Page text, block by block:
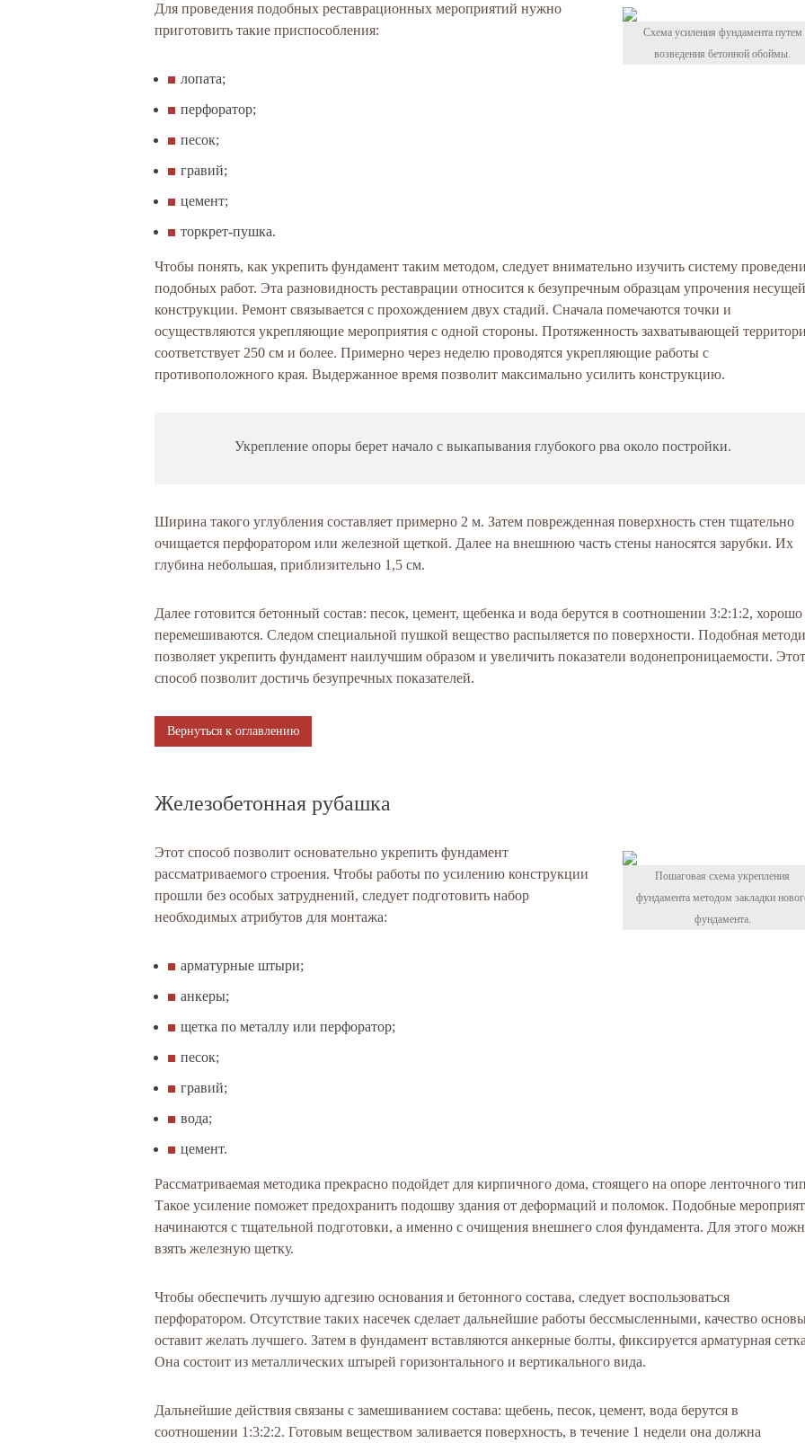
Схема усиления фундамента путем
возведения бетонной обоймы.
Для проведения подобных реставрационных мероприятий нужно
приготовить такие приспособления:
лопата;
перфоратор;
песок;
гравий;
цемент;
торкрет-пушка.
Чтобы понять, как укрепить фундамент таким методом, следует внимательно изучить систему
подобных работ. Эта разновидность реставрации относится к безупречным образцам упрочения несущей
конструкции. Ремонт связывается с прохождением двух стадий. Сначала помечаются точки и
осуществляются укрепляющие мероприятия с одной стороны. Протяженность захватывающей
соответствует 250 см и более. Примерно через неделю проводятся укрепляющие работы с
противоположного края. Выдержанное время позволит максимально усилить конструкцию.
Укрепление опоры берет начало с выкапывания глубокого рва около постройки.
Ширина такого углубления составляет примерно 2 м. Затем поврежденная поверхность стен тщательно
очищается перфоратором или железной щеткой. Далее на внешнюю часть стены наносятся зарубки. Их
глубина небольшая, приблизительно 1,5 см.
Далее готовится бетонный состав: песок, цемент, щебенка и вода берутся в соотношении 3:2:1:2, хорошо
перемешиваются. Следом специальной пушкой вещество распыляется по поверхности. Подобная
позволяет укрепить фундамент наилучшим образом и увеличить показатели водонепроницаемости. Этот
способ позволит достичь безупречных показателей.
Вернуться к оглавлению
Железобетонная рубашка
Пошаговая схема укрепления
фундамента методом закладки
фундамента.
Этот способ позволит основательно укрепить фундамент
рассматриваемого строения. Чтобы работы по усилению конструкции
прошли без особых затруднений, следует подготовить набор
необходимых атрибутов для монтажа:
арматурные штыри;
анкеры;
щетка по металлу или перфоратор;
песок;
гравий;
вода;
цемент.
Рассматриваемая методика прекрасно подойдет для кирпичного дома, стоящего на опоре ленточного
Такое усиление поможет предохранить подошву здания от деформаций и поломок. Подобные
начинаются с тщательной подготовки, а именно с очищения внешнего слоя фундамента. Для этого
взять железную щетку.
Чтобы обеспечить лучшую адгезию основания и бетонного состава, следует воспользоваться
перфоратором. Отсутствие таких насечек сделает дальнейшие работы бессмысленными, качество
оставит желать лучшего. Затем в фундамент вставляются анкерные болты, фиксируется арматурная
Она состоит из металлических штырей горизонтального и вертикального вида.
Дальнейшие действия связаны с замешиванием состава: щебень, песок, цемент, вода берутся в
соотношении 1:3:2:2. Готовым веществом заливается поверхность, в течение 1 недели она должна